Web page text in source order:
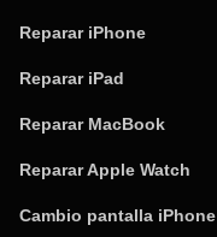
Reparar iPhone
Reparar iPad
Reparar MacBook
Reparar Apple Watch
Cambio pantalla iPhone